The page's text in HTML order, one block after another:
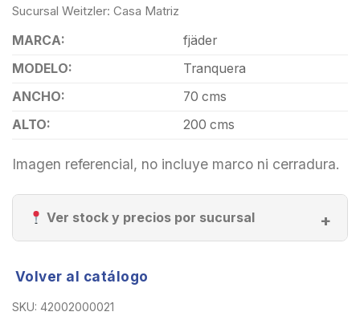
Sucursal Weitzler: Casa Matriz
MARCA:
fjäder
MODELO:
Tranquera
ANCHO:
70 cms
ALTO:
200 cms
Imagen referencial, no incluye marco ni cerradura.
Ver stock y precios por sucursal
Volver al catálogo
SKU: 42002000021